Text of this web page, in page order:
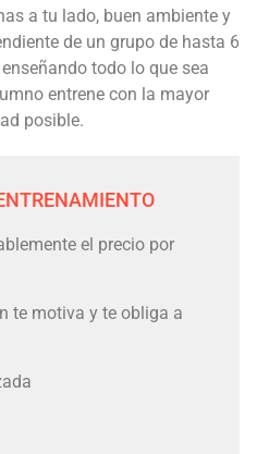
a tu lado, buen ambiente y
de un grupo de hasta 6
todo lo que sea
entrene con la mayor
posible.
el precio por
te motiva y te obliga a